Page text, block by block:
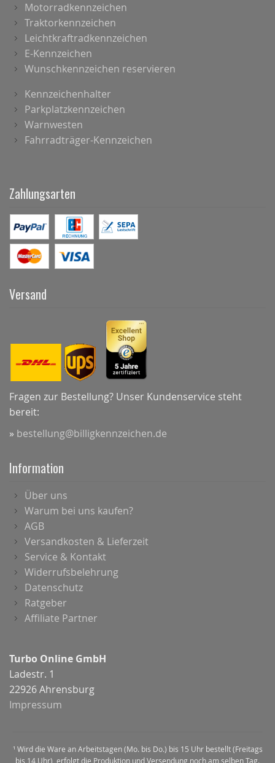
Motorradkennzeichen
Traktorkennzeichen
Leichtkraftradkennzeichen
E-Kennzeichen
Wunschkennzeichen reservieren
Kennzeichenhalter
Parkplatzkennzeichen
Warnwesten
Fahrradträger-Kennzeichen
Zahlungsarten
Versand
Fragen zur Bestellung? Unser Kundenservice steht
bereit:
» bestellung@billigkennzeichen.de
Information
Über uns
Warum bei uns kaufen?
AGB
Versandkosten & Lieferzeit
Service & Kontakt
Widerrufsbelehrung
Datenschutz
Ratgeber
Affiliate Partner
Turbo Online GmbH
Ladestr. 1
22926 Ahrensburg
Impressum
¹ Wird die Ware an Arbeitstagen (Mo. bis Do.) bis 15 Uhr bestellt (Freitags
bis 14 Uhr), erfolgt die Produktion und Versendung noch am selben Tag.